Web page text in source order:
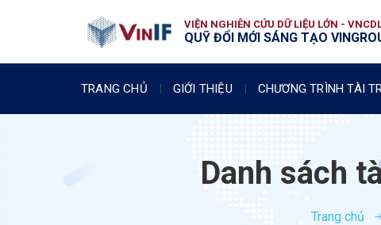
VIỆN NGHIÊN CỨU DỮ LIỆU LỚN -
QUỸ ĐỔI MỚI SÁNG TẠO
TRANG CHỦ GIỚI THIỆU CHƯƠNG TRÌNH TÀI
Danh sách
Trang chủ